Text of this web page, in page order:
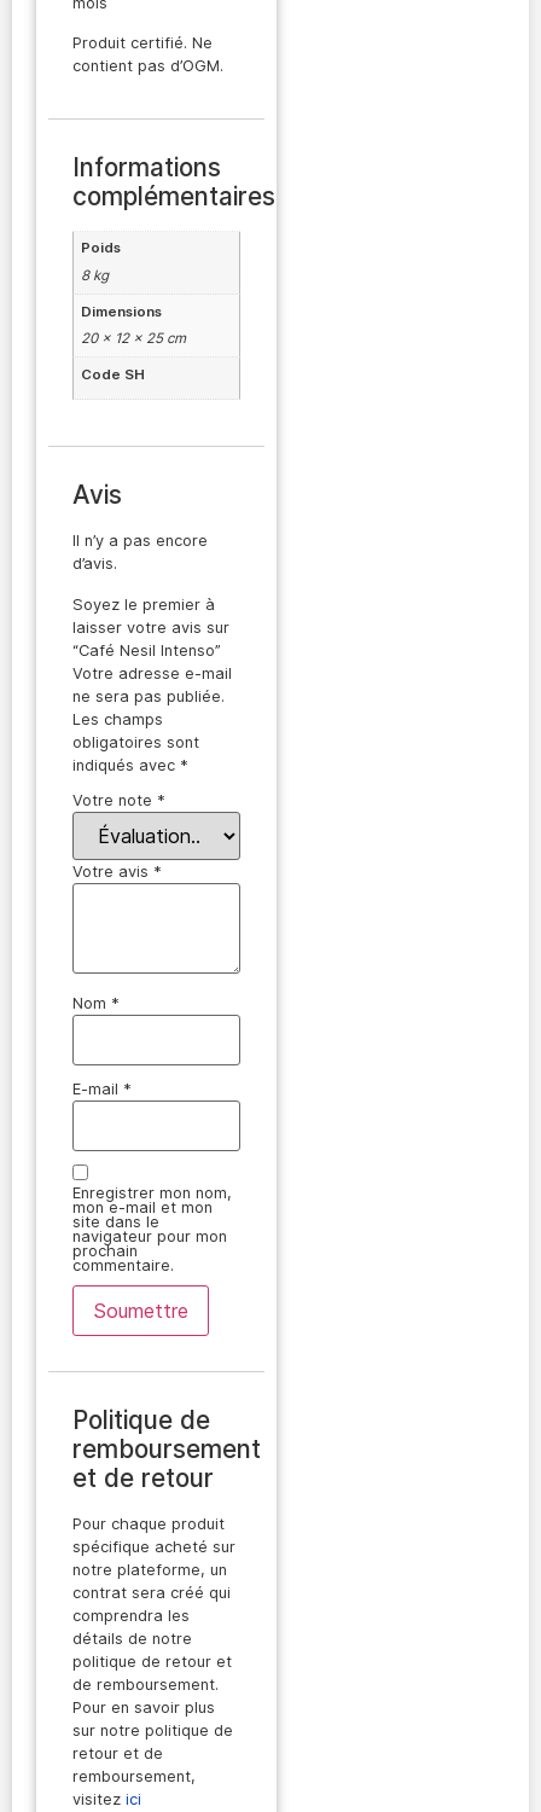
Produit certifié. Ne
contient pas d’OGM.
Informations
complémentaires
Poids
8 kg
Dimensions
20 × 12 × 25 cm
Code SH
Avis
Il n’y a pas encore
d’avis.
Soyez le premier à
laisser votre avis sur
“Café Nesil Intenso”
Votre adresse e-mail
ne sera pas publiée.
Les champs
obligatoires sont
indiqués avec *
Votre note *
Votre avis *
Nom *
E-mail *
Enregistrer mon nom,
mon e-mail et mon
site dans le
navigateur pour mon
prochain
commentaire.
Politique de
remboursement
et de retour
Pour chaque produit
spécifique acheté sur
notre plateforme, un
contrat sera créé qui
comprendra les
détails de notre
politique de retour et
de remboursement.
Pour en savoir plus
sur notre politique de
retour et de
remboursement,
visitez ici